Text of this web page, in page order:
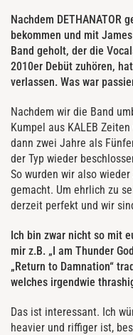
Nachdem DETHANATOR
bekommen und mit
Band geholt, der die
2010er Debüt zuhören,
verlassen. Was war
Nachdem wir die Band
Kumpel aus KALEB
dann zwei Jahre als
der Typ wieder
So wurden wir also
gemacht. Um ehrlich zu
derzeit perfekt und wir
Ich bin zwar nicht so mit
mir z.B. „I am Thunder
„Return to Damnation“
welches irgendwie
Das ist interessant. Ich
heavier und riffiger ist,